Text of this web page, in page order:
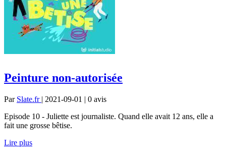
Peinture non-autorisée
Par Slate.fr | 2021-09-01 | 0 avis
Episode 10 - Juliette est journaliste. Quand elle avait 12 ans, elle a
fait une grosse bêtise.
Lire plus